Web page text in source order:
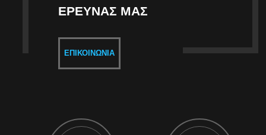
ΈΡΕΥΝΑΣ ΜΑΣ
ΕΠΙΚΟΙΝΩΝΊΑ